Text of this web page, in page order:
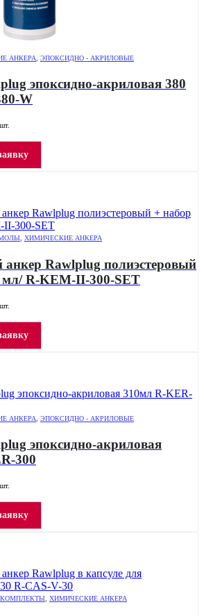
АНКЕРА ЭПОКСИДНО - АКРИЛОВЫЕ
эпоксидно-акриловая 380
W
, ХИМИЧЕСКИЕ АНКЕРА
Rawlplug полиэстеровый
мл/ R-KEM-II-300-SET
АНКЕРА ЭПОКСИДНО - АКРИЛОВЫЕ
эпоксидно-акриловая
300
КОМПЛЕКТЫ ХИМИЧЕСКИЕ АНКЕРА